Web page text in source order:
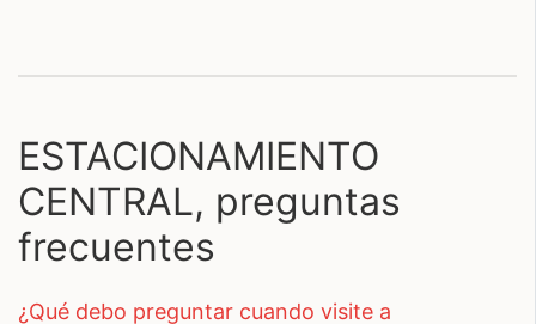
ESTACIONAMIENTO
CENTRAL, preguntas
frecuentes
¿qué debo preguntar cuando visite a